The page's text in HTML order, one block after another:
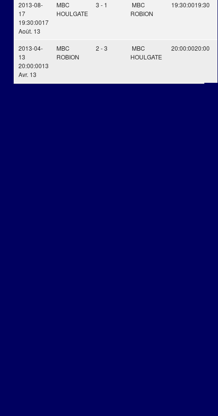
2013-08-
17
19:30:0017
Août. 13
MBC
HOULGATE
3 - 1
MBC
ROBION
19:30:0019:30
2013-04-
13
20:00:0013
Avr. 13
MBC
ROBION
2 - 3
MBC
HOULGATE
20:00:0020:00